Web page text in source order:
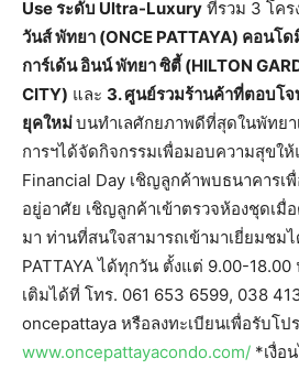
Use ระดับ Ultra-Luxury ที่รวม 3 โคร
วันส์ พัทยา (ONCE PATTAYA) คอนโ
การ์เด้น อินน์ พัทยา ซิตี้ (HILTON
CITY) และ 3. ศูนย์รวมร้านค้าที่ตอบโ
ยุคใหม่บนทำเลศักยภาพดีที่สุดในพัทย
การฯได้จัดกิจกรรมเพื่อมอบความสุขใ
Financial Day เชิญลูกค้าพบธนาคารเพื่
อยู่อาศัย เชิญลูกค้าเข้าตรวจห้องชุดเมื่
มา ท่านที่สนใจสามารถเข้ามาเยี่ยมชมไ
PATTAYA ได้ทุกวัน ตั้งแต่ 9.00-
เติมได้ที่ โทร. 061 653 6599, 038
oncepattaya หรือลงทะเบียนเพื่อรับโ
www.oncepattayacondo.com/ *เงื่อ